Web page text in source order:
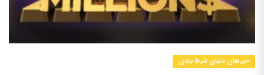
خبرهای دنیای شرط بندی